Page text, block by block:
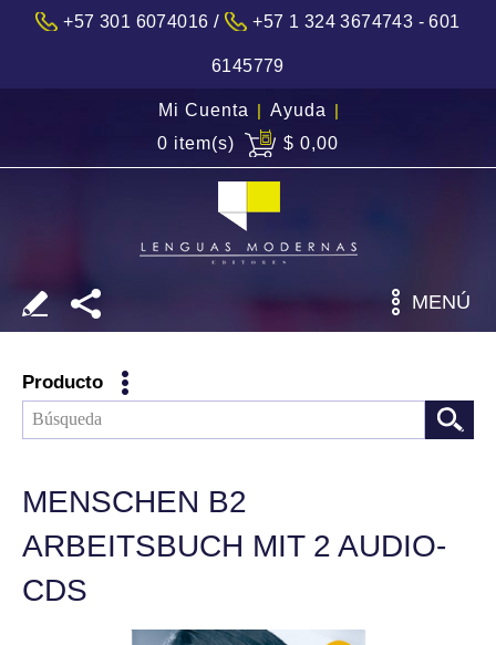
+57 301 6074016 / +57 1 324 3674743 - 601
6145779
Mi Cuenta | Ayuda |
0 item(s)
$ 0,00
MENÚ
Producto
MENSCHEN B2
ARBEITSBUCH MIT 2 AUDIO-
CDS